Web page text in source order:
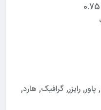
رایزر, گرافیک, هارد,